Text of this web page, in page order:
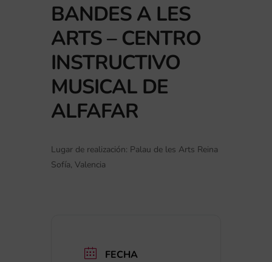
BANDES A LES
ARTS – CENTRO
INSTRUCTIVO
MUSICAL DE
ALFAFAR
Lugar de realización: Palau de les Arts Reina
Sofía, Valencia
FECHA